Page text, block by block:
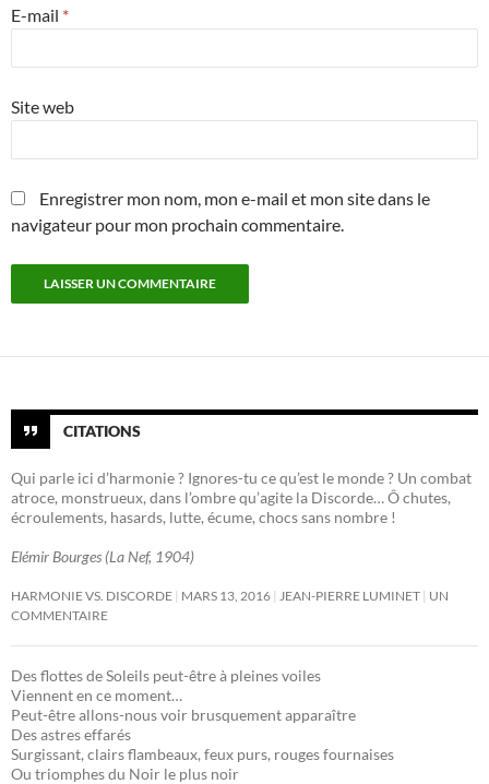
E-mail *
Site web
Enregistrer mon nom, mon e-mail et mon site dans le
navigateur pour mon prochain commentaire.
CITATIONS
Qui parle ici d’harmonie ? Ignores-tu ce qu’est le monde ? Un combat
atroce, monstrueux, dans l’ombre qu’agite la Discorde… Ô chutes,
écroulements, hasards, lutte, écume, chocs sans nombre !
Elémir Bourges (La Nef, 1904)
HARMONIE VS. DISCORDE MARS 13, 2016 JEAN-PIERRE LUMINET UN
COMMENTAIRE
Des flottes de Soleils peut-être à pleines voiles
Viennent en ce moment…
Peut-être allons-nous voir brusquement apparaître
Des astres effarés
Surgissant, clairs flambeaux, feux purs, rouges fournaises
Ou triomphes du Noir le plus noir